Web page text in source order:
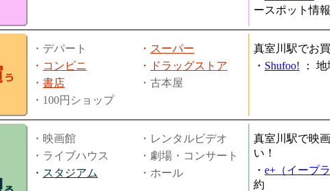
ースポット情報
・デパート ・ スーパー
・ コンビニ ・
ドラッグストア
・ 書店
・古本屋
・100円ショップ
真室川駅でお
・ Shufoo! ： 地
・映画館
・レンタルビデオ
・ライブハウス
・劇場・コンサート
・ スタジアム ・ホール
真室川駅で映
い！
・ e+（イープラ
約